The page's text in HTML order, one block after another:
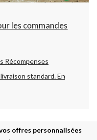
les commandes
Récompenses
standard.En
offres personnalisées